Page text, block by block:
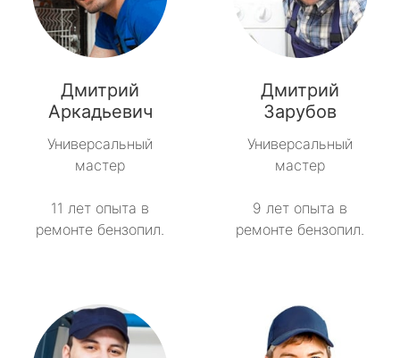
Дмитрий
Аркадьевич
Универсальный
мастер
11 лет опыта в
ремонте бензопил.
Дмитрий
Зарубов
Универсальный
мастер
9 лет опыта в
ремонте бензопил.